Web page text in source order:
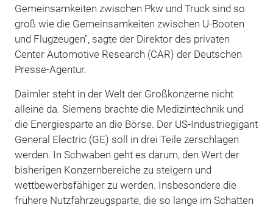
Gemeinsamkeiten zwischen Pkw und Truck sind so
groß wie die Gemeinsamkeiten zwischen U-Booten
und Flugzeugen", sagte der Direktor des privaten
Center Automotive Research (CAR) der Deutschen
Presse-Agentur.
Daimler steht in der Welt der Großkonzerne nicht
alleine da. Siemens brachte die Medizintechnik und
die Energiesparte an die Börse. Der US-Industriegigant
General Electric (GE) soll in drei Teile zerschlagen
werden. In Schwaben geht es darum, den Wert der
bisherigen Konzernbereiche zu steigern und
wettbewerbsfähiger zu werden. Insbesondere die
frühere Nutzfahrzeugsparte, die so lange im Schatten